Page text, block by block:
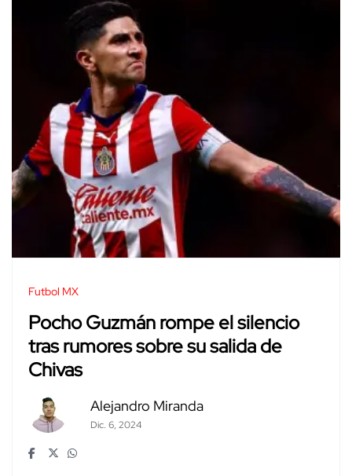
Futbol MX
Pocho Guzmán rompe el silencio
tras rumores sobre su salida de
Chivas
Alejandro Miranda
Dic. 6, 2024